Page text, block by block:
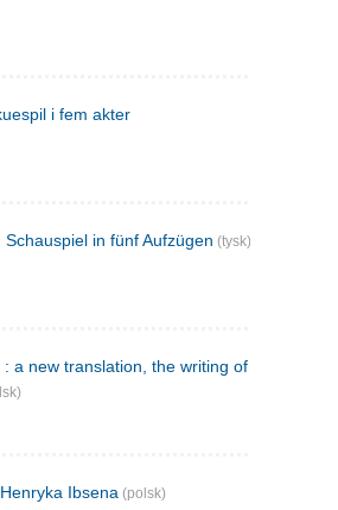
i fem akter
Schauspiel in fünf Aufzügen (tysk)
a new translation, the writing of the play,
Ibsena (polsk)